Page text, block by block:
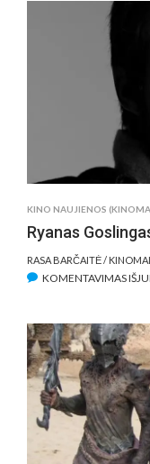
KINO NAUJIENOS
Ryanas
RASA BARČAITĖ /
KOMENTAVIMAS